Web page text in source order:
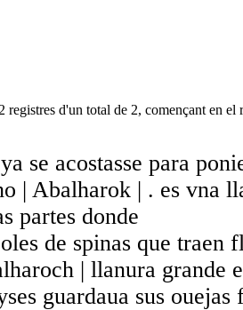
registres d'un total de 2, començant en el
se acostasse para
| Abalharok | . es vna
partes donde
de spinas que
| llanura grande
guardaua sus